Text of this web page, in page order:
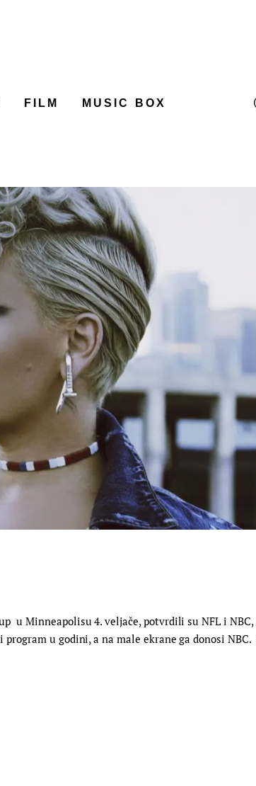
FILM MUSIC BOX
u Minneapolisu 4. veljače, potvrdili su NFL i
u godini, a na male ekrane ga donosi